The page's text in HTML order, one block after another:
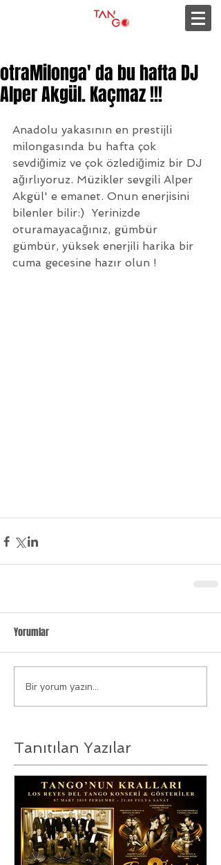
otraMilonga' da bu hafta DJ
Alper Akgül. Kaçmaz !!!
Anadolu yakasının en prestijli
milongasında bu hafta çok
sevdiğimiz ve çok özlediğimiz bir DJ
ağırlıyoruz. Müzikler sevgili Alper
Akgül' e emanet. Onun enerjisini
bilenler bilir:)  Yerinizde
oturamayacağınız, gümbür
gümbür, yüksek enerjili harika bir
cuma gecesine hazır olun !
Yorumlar
Bir yorum yazın...
Tanıtılan Yazılar